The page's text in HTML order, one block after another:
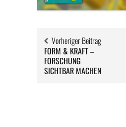
Vorheriger Beitrag
FORM & KRAFT –
FORSCHUNG
SICHTBAR MACHEN